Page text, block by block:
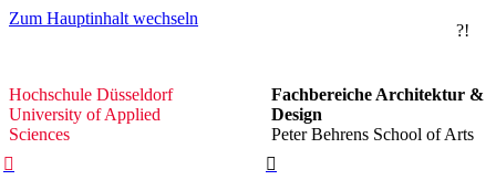
Zum Hauptinhalt wechseln
?!
Hochschule
Düsseldorf
Hochschule Düsseldorf
University of Applied
Sciences
Fachbereiche Architektur &
Design
Peter Behrens School of Arts

